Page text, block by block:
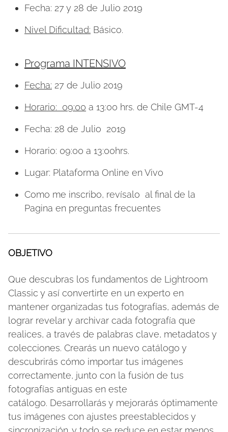
Fecha: 27 y 28 de Julio 2019
Nivel Dificultad: Básico.
Programa INTENSIVO
Fecha: 27 de Julio 2019
Horario: 09:00 a 13:00 hrs. de Chile GMT-4
Fecha: 28 de Julio 2019
Horario: 09:00 a 13:00hrs.
Lugar: Plataforma Online en Vivo
Como me inscribo, revísalo al final de la
Pagina en preguntas frecuentes
OBJETIVO
Que descubras los fundamentos de Lightroom
Classic y así convertirte en un experto en
mantener organizadas tus fotografías, además de
lograr revelar y archivar cada fotografía que
realices, a través de palabras clave, metadatos y
colecciones. Crearás un nuevo catálogo y
descubrirás cómo importar tus imágenes
correctamente, junto con la fusión de tus
fotografías antiguas en este
catálogo. Desarrollarás y mejorarás óptimamente
tus imágenes con ajustes preestablecidos y